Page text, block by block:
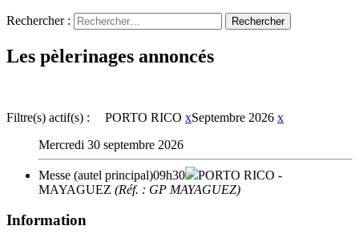
Rechercher :
Les pèlerinages annoncés
Filtre(s) actif(s) : PORTO RICO xSeptembre 2026 x
Mercredi 30 septembre 2026
Messe (autel principal)09h30 PORTO RICO -
MAYAGUEZ (Réf. : GP MAYAGUEZ)
Information